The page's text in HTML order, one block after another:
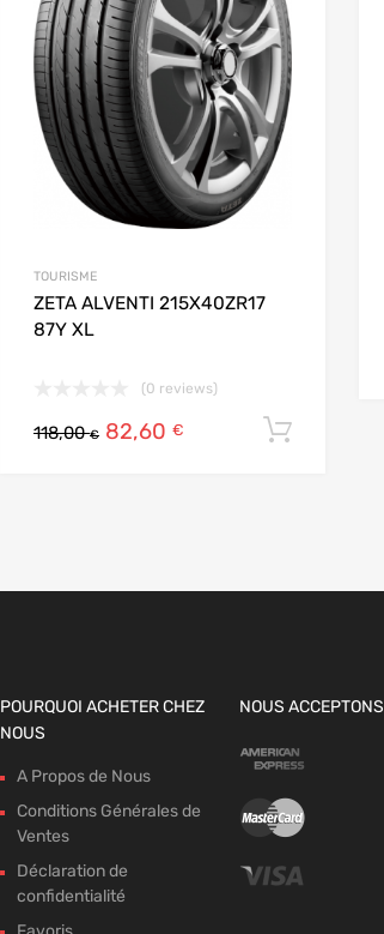
TOURISME
ZETA ALVENTI 215X40ZR17
87Y XL
(0 reviews)
118,00€ 82,60 €
POURQUOI ACHETER CHEZ
NOUS
A Propos de Nous
Conditions Générales de
Ventes
Déclaration de
confidentialité
NOUS ACCEPTONS